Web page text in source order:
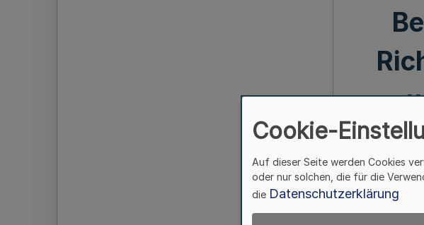
Cookie-
Auf dieser Seite werden Cookies
oder nur solchen, die für die
die Datenschutzerklärung